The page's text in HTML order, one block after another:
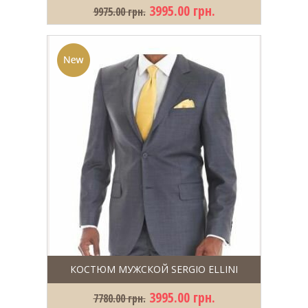
9975.00 грн. 3995.00 грн.
КОСТЮМ МУЖСКОЙ SERGIO ELLINI
7780.00 грн. 3995.00 грн.